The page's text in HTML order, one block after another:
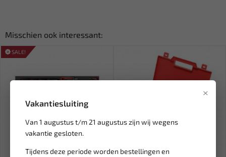
×
Vakantiesluiting
Van 1 augustus t/m 21 augustus zijn wij wegens
vakantie gesloten.
Tijdens deze periode worden bestellingen en
Misschien ook interessant:
SALE!
Leverbaar Leverbaar